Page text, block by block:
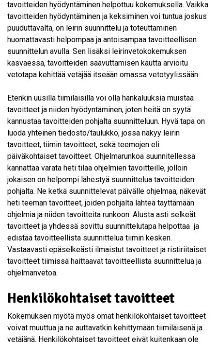
tavoitteiden hyödyntäminen helpottuu kokemuksella. Vaikka
tavoitteiden hyödyntäminen ja keksiminen voi tuntua joskus
puuduttavalta, on leirin suunnittelu ja toteuttaminen
huomattavasti helpompaa ja antoisampaa tavoitteellisen
suunnittelun avulla. Sen lisäksi leirinvetokokemuksen
kasvaessa, tavoitteiden saavuttamisen kautta arvioitu
vetotapa kehittää vetäjää itseään omassa vetotyylissään.
Etenkin uusilla tiimiläisillä voi olla hankaluuksia muistaa
tavoitteet ja niiden hyödyntäminen, joten heitä on syytä
kannustaa tavoitteiden pohjalta suunnitteluun. Hyvä tapa on
luoda yhteinen tiedosto/taulukko, jossa näkyy leirin
tavoitteet, tiimin tavoitteet, sekä teemojen eli
päiväkohtaiset tavoitteet. Ohjelmarunkoa suunnitellessa
kannattaa varata heti tilaa ohjelmien tavoitteille, jolloin
jokaisen on helpompi lähestyä suunnittelua tavoitteiden
pohjalta. Ne ketkä suunnittelevat päivälle ohjelmaa, näkevät
heti teeman tavoitteet, joiden pohjalta lähteä täyttämään
ohjelmia ja niiden tavoitteita runkoon. Alusta asti selkeät
tavoitteet ja yhdessä sovittu suunnittelutapa helpottaa ja
edistää tavoitteellista suunnittelua tiimin kesken.
Vastaavasti epäselkeästi ilmaistut tavoitteet ja ristiriitaiset
tavoitteet tiimissä haittaavat tavoitteellista suunnittelua ja
ohjelmanvetoa.
Henkilökohtaiset tavoitteet
Kokemuksen myötä myös omat henkilökohtaiset tavoitteet
voivat muuttua ja ne auttavatkin kehittymään tiimiläisenä ja
vetäjänä. Henkilökohtaiset tavoitteet eivät kuitenkaan ole